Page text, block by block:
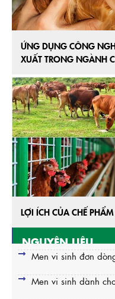
ỨNG DỤNG CÔNG
XUẤT TRONG NGÀNH
LỢI ÍCH CỦA CHẾ
NGUYÊN LIỆU
Men vi sinh đơn
Men vi sinh dành